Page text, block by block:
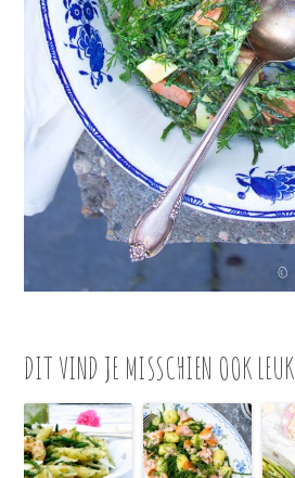
DIT VIND JE MISSCHIEN OOK LEUK